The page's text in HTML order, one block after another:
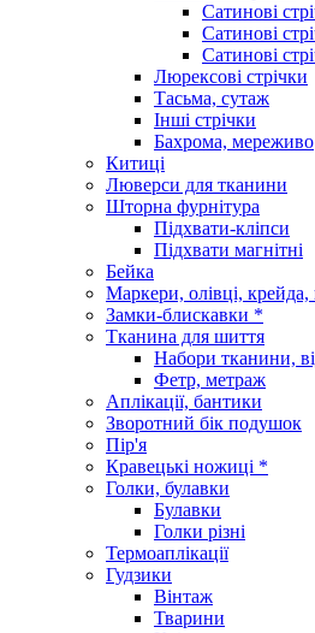
Сатинові
Сатинові
Сатинові
Люрексові стрічки
Тасьма, сутаж
Інші стрічки
Бахрома, мереживо
Китиці
Люверси для тканини
Шторна фурнітура
Підхвати-кліпси
Підхвати магнітні
Бейка
Маркери, олівці, крейда,
Замки-блискавки *
Тканина для шиття
Набори тканини,
Фетр, метраж
Аплікації, бантики
Зворотний бік подушок
Пір'я
Кравецькі ножиці *
Голки, булавки
Булавки
Голки різні
Термоаплікації
Гудзики
Вінтаж
Тварини